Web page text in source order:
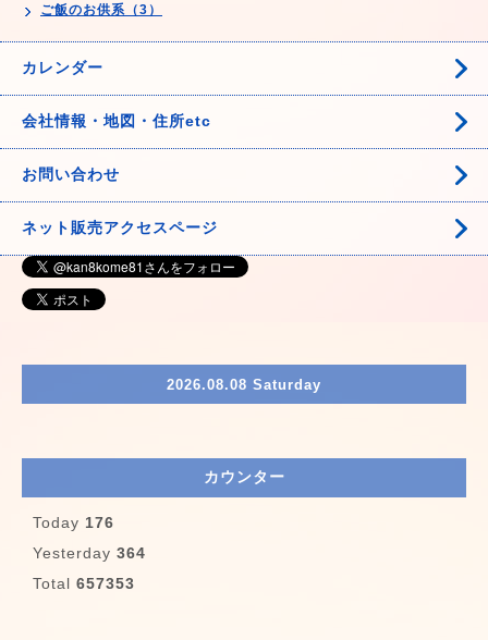
ご飯のお供系（3）
カレンダー
会社情報・地図・住所etc
お問い合わせ
ネット販売アクセスページ
2026.08.08 Saturday
カウンター
Today 176
Yesterday 364
Total 657353